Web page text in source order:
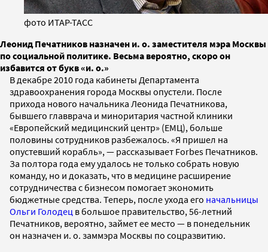
фото ИТАР-ТАСС
Леонид Печатников назначен и. о. заместителя мэра Москвы
по социальной политике. Весьма вероятно, скоро он
избавится от букв «и. о.»
В декабре 2010 года кабинеты Департамента
здравоохранения города Москвы опустели. После
прихода нового начальника Леонида Печатникова,
бывшего главврача и миноритария частной клиники
«Европейский медицинский центр» (ЕМЦ), больше
половины сотрудников разбежалось. «Я пришел на
опустевший корабль», — рассказывает Forbes Печатников.
За полтора года ему удалось не только собрать новую
команду, но и доказать, что в медицине расширение
сотрудничества с бизнесом помогает экономить
бюджетные средства. Теперь, после ухода его начальницы
Ольги Голодец в большое правительство, 56-летний
Печатников, вероятно, займет ее место — в понедельник
он назначен и. о. заммэра Москвы по соцразвитию.